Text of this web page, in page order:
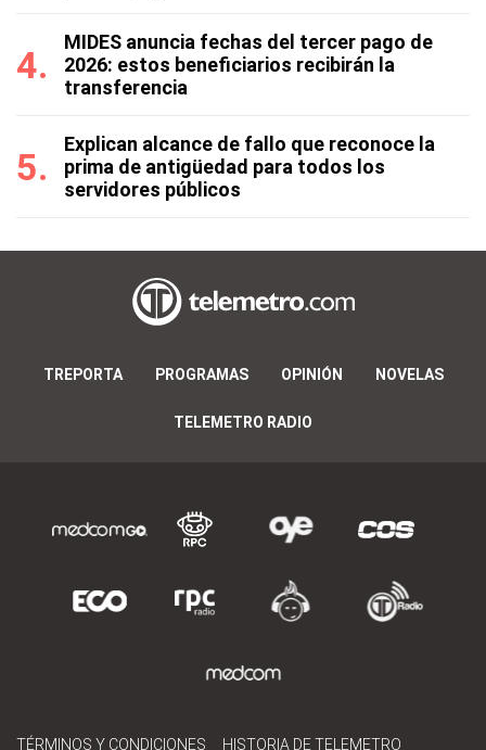
MIDES anuncia fechas del tercer pago de
2026: estos beneficiarios recibirán la
transferencia
Explican alcance de fallo que reconoce la
prima de antigüedad para todos los
servidores públicos
TREPORTA PROGRAMAS OPINIÓN NOVELAS
TELEMETRO RADIO
TÉRMINOS Y CONDICIONES HISTORIA DE TELEMETRO